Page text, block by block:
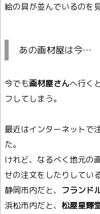
絵の具が並んでいるのを
あの画材屋は今…
今でも画材屋さんへ行く
フしてしまう。
最近はインターネットで
た。
けれど、なるべく地元の
せの注文をしたりしている
静岡市内だと、 フランド
浜松市内だと、 松屋星輝